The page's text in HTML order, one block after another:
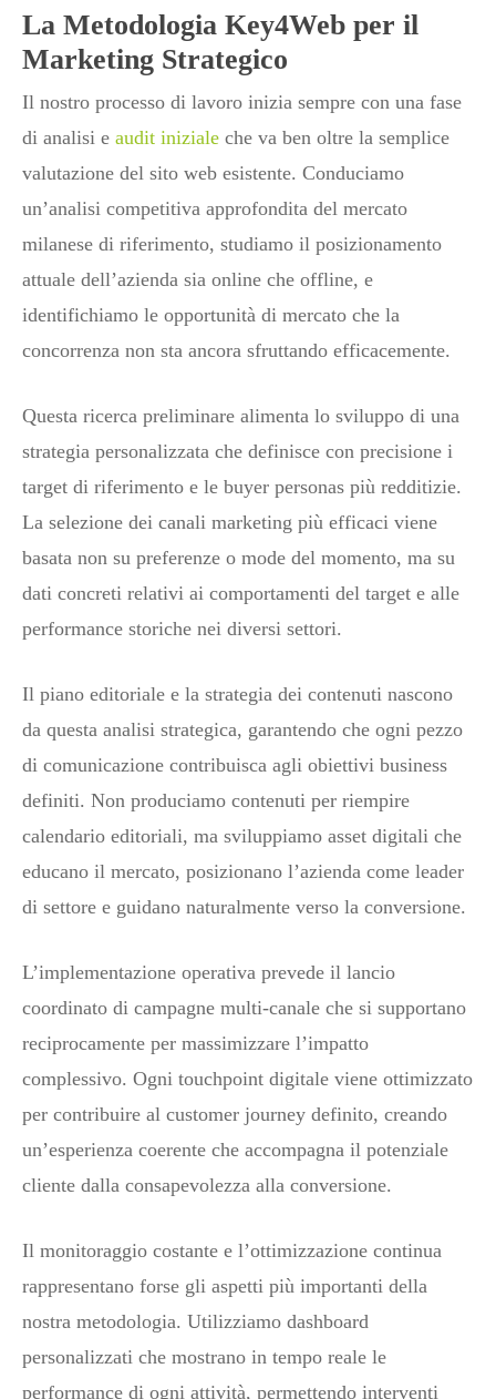
La Metodologia Key4Web per il
Marketing Strategico
Il nostro processo di lavoro inizia sempre con una fase
di analisi e audit inizialeche va ben oltre la semplice
valutazione del sito web esistente. Conduciamo
un’analisi competitiva approfondita del mercato
milanese di riferimento, studiamo il posizionamento
attuale dell’azienda sia online che offline, e
identifichiamo le opportunità di mercato che la
concorrenza non sta ancora sfruttando efficacemente.
Questa ricerca preliminare alimenta lo sviluppo di una
strategia personalizzata che definisce con precisione i
target di riferimento e le buyer personas più redditizie.
La selezione dei canali marketing più efficaci viene
basata non su preferenze o mode del momento, ma su
dati concreti relativi ai comportamenti del target e alle
performance storiche nei diversi settori.
Il piano editoriale e la strategia dei contenuti nascono
da questa analisi strategica, garantendo che ogni pezzo
di comunicazione contribuisca agli obiettivi business
definiti. Non produciamo contenuti per riempire
calendario editoriali, ma sviluppiamo asset digitali che
educano il mercato, posizionano l’azienda come leader
di settore e guidano naturalmente verso la conversione.
L’implementazione operativa prevede il lancio
coordinato di campagne multi-canale che si supportano
reciprocamente per massimizzare l’impatto
complessivo. Ogni touchpoint digitale viene ottimizzato
per contribuire al customer journey definito, creando
un’esperienza coerente che accompagna il potenziale
cliente dalla consapevolezza alla conversione.
Il monitoraggio costante e l’ottimizzazione continua
rappresentano forse gli aspetti più importanti della
nostra metodologia. Utilizziamo dashboard
personalizzati che mostrano in tempo reale le
performance di ogni attività, permettendo interventi